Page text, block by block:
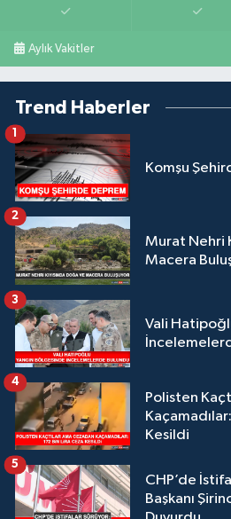
Aylık Vakitler
Trend Haberler
Komşu
Murat Nehri
Macera
2
Vali
3
Polisten
Kesildi
4
CHP’de
Başkanı
5